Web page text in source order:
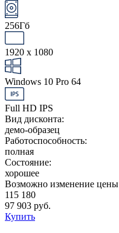
256Гб
1920 x 1080
Windows 10 Pro 64
Full HD IPS
Вид дисконта:
демо-образец
Работоспособность:
полная
Состояние:
хорошее
Возможно изменение цены
115 180
97 903 руб.
Купить